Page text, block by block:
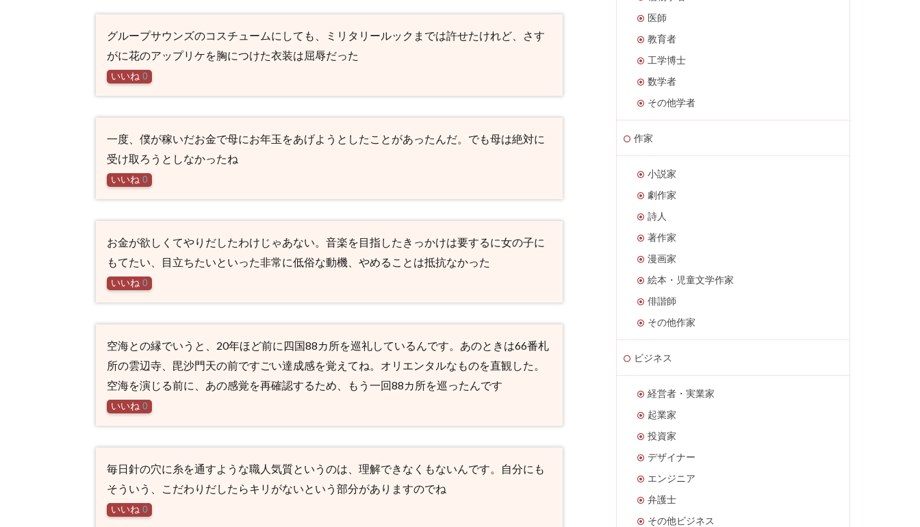
グループサウンズのコスチュームにしても、ミリタリールックまでは許せたけれど、さす
がに花のアップリケを胸につけた衣装は屈辱だった
いいね 0
一度、僕が稼いだお金で母にお年玉をあげようとしたことがあったんだ。でも母は絶対に
受け取ろうとしなかったね
いいね 0
お金が欲しくてやりだしたわけじゃあない。音楽を目指したきっかけは要するに女の子に
もてたい、目立ちたいといった非常に低俗な動機、やめることは抵抗なかった
いいね 0
空海との縁でいうと、20年ほど前に四国88カ所を巡礼しているんです。あのときは66番札
所の雲辺寺、毘沙門天の前ですごい達成感を覚えてね。オリエンタルなものを直観した。
空海を演じる前に、あの感覚を再確認するため、もう一回88カ所を巡ったんです
いいね 0
毎日針の穴に糸を通すような職人気質というのは、理解できなくもないんです。自分にも
そういう、こだわりだしたらキリがないという部分がありますのでね
いいね 0
医師
教育者
工学博士
数学者
その他学者
作家
小説家
劇作家
詩人
著作家
漫画家
絵本・児童文学作家
俳諧師
その他作家
ビジネス
経営者・実業家
起業家
投資家
デザイナー
エンジニア
弁護士
その他ビジネス